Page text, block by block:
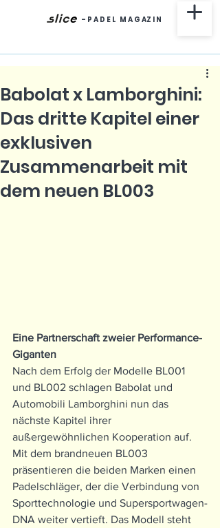
- P A D E L M A G AZ I N
Babolat x Lamborghini:
Das dritte Kapitel einer
exklusiven
Zusammenarbeit mit
dem neuen BL003
Eine Partnerschaft zweier Performance-
Giganten
Nach dem Erfolg der Modelle BL001
und BL002 schlagen Babolat und
Automobili Lamborghini nun das
nächste Kapitel ihrer
außergewöhnlichen Kooperation auf.
Mit dem brandneuen BL003
präsentieren die beiden Marken einen
Padelschläger, der die Verbindung von
Sporttechnologie und Supersportwagen-
DNA weiter vertieft. Das Modell steht